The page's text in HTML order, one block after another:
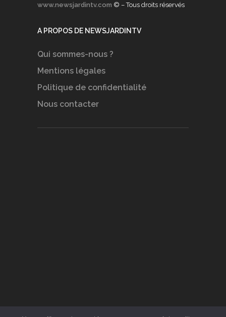
www.newsjardintv.com © – Tous droits réservés
A PROPOS DE NEWSJARDINTV
Qui sommes-nous ?
Mentions légales
Politique de confidentialité
Nous contacter